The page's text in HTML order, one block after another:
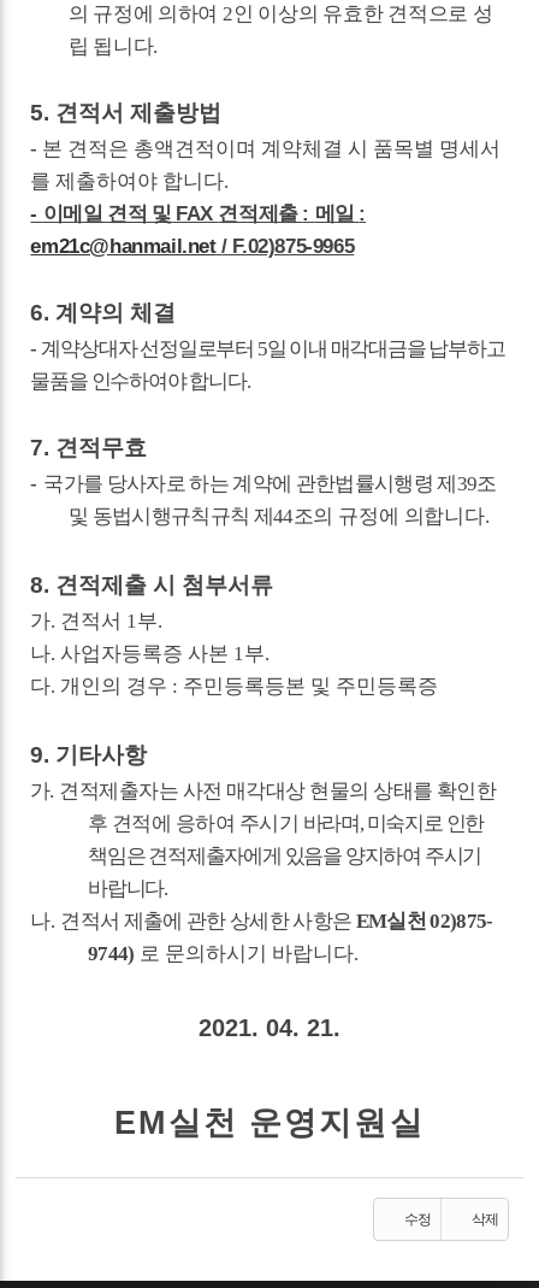
의 규정에 의하여 2인 이상의 유효한 견적으로 성
립 됩니다.
5. 견적서 제출방법
- 본 견적은 총액견적이며 계약체결 시 품목별 명세서
를 제출하여야 합니다.
- 이메일 견적 및 FAX 견적제출 : 메일 :
em21c@hanmail.net / F.02)875-9965
6.계약의 체결
- 계약상대자 선정일로부터 5일 이내 매각대금을 납부하고
물품을 인수하여야 합니다.
7. 견적무효
- 국가를 당사자로 하는 계약에 관한법률시행령 제39조
및 동법시행규칙규칙 제44조의 규정에 의합니다.
8. 견적제출 시 첨부서류
가. 견적서 1부.
나.사업자등록증 사본 1부.
다. 개인의 경우 : 주민등록등본 및 주민등록증
9. 기타사항
가. 견적제출자는 사전 매각대상 현물의 상태를 확인한
후 견적에 응하여 주시기 바라며, 미숙지로 인한
책임은 견적제출자에게 있음을 양지하여 주시기
바랍니다.
나. 견적서 제출에 관한 상세한 사항은 EM실천02)875-
9744) 로 문의하시기 바랍니다.
2021. 04. 21.
EM실천 운영지원실
수정 삭제